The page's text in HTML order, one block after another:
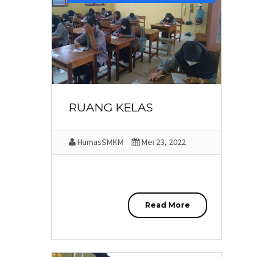
RUANG KELAS
HumasSMKM Mei 23, 2022
Read More